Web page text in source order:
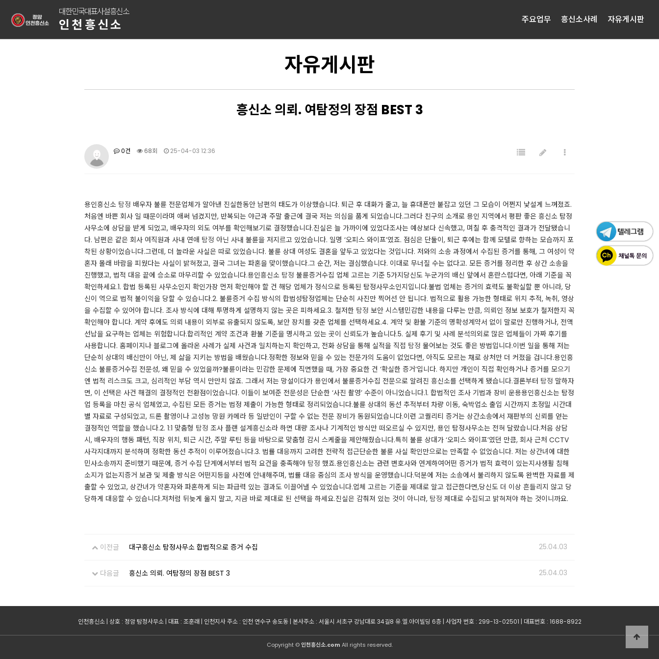
대한민국대표사설흥신소
인천흥신소 주요업무 흥신소사례 자유게시판
자유게시판
흥신소 의뢰. 여탐정의 장점 BEST 3
0건 68회 25-04-03 12:36
용인흥신소 탐정 배우자 불륜 전문업체가 알아낸 진실​한동안 남편의 태도가 이상했습니다. 퇴근 후 대화가 줄고, 늘 휴대폰만 붙잡고 있던 그 모습이 어쩐지 낯설게 느껴졌죠.
처음엔 바쁜 회사 일 때문이라며 애써 넘겼지만, 반복되는 야근과 주말 출근에 결국 저는 의심을 품게 되었습니다.​그러다 친구의 소개로 용인 지역에서 평판 좋은 흥신소 탐정
사무소에 상담을 받게 되었고, 배우자의 외도 여부를 확인해보기로 결정했습니다.​​진실은 늘 가까이에 있었다​조사는 예상보다 신속했고, 며칠 후 충격적인 결과가 전달됐습니
다. 남편은 같은 회사 여직원과 사내 연애 탐정 아닌 사내 불륜을 저지르고 있었습니다. 일명 ‘오피스 와이프’였죠. 점심은 단둘이, 퇴근 후에는 함께 모텔로 향하는 모습까지 포
착된 상황이었습니다.​그런데, 더 놀라운 사실은 따로 있었습니다. 불륜 상대 여성도 결혼을 앞두고 있었다는 것입니다. 저와의 소송 과정에서 수집된 증거를 통해, 그 여성이 약
혼자 몰래 바람을 피웠다는 사실이 밝혀졌고, 결국 그녀는 파혼을 맞이했습니다.​그 순간, 저는 결심했습니다. 이대로 무너질 수는 없다고. 모든 증거를 정리한 후 상간 소송을
진행했고, 법적 대응 끝에 승소로 마무리할 수 있었습니다.​​용인흥신소 탐정 불륜증거수집 업체 고르는 기준 5가지​당신도 누군가의 배신 앞에서 혼란스럽다면, 아래 기준을 꼭
확인하세요.​1. 합법 등록된 사무소인지 확인가장 먼저 확인해야 할 건 해당 업체가 정식으로 등록된 탐정사무소인지입니다.불법 업체는 증거의 효력도 불확실할 뿐 아니라, 당
신이 역으로 법적 불이익을 당할 수 있습니다.​2. 불륜증거 수집 방식의 합법성탐정업체는 단순히 사진만 찍어선 안 됩니다. 법적으로 활용 가능한 형태로 위치 추적, 녹취, 영상
을 수집할 수 있어야 합니다. 조사 방식에 대해 투명하게 설명하지 않는 곳은 피하세요.​3. 철저한 탐정 보안 시스템민감한 내용을 다루는 만큼, 의뢰인 정보 보호가 철저한지 꼭
확인해야 합니다. 계약 후에도 의뢰 내용이 외부로 유출되지 않도록, 보안 장치를 갖춘 업체를 선택하세요.​4. 계약 및 환불 기준의 명확성계약서 없이 말로만 진행하거나, 전액
선납을 요구하는 업체는 위험합니다.합리적인 계약 조건과 환불 기준을 명시하고 있는 곳이 신뢰도가 높습니다.​5. 실제 후기 및 사례 분석의외로 많은 업체들이 가짜 후기를
사용합니다. 홈페이지나 블로그에 올라온 사례가 실제 사건과 일치하는지 확인하고, 전화 상담을 통해 실적을 직접 탐정 물어보는 것도 좋은 방법입니다.​이번 일을 통해 저는
단순히 상대의 배신만이 아닌, 제 삶을 지키는 방법을 배웠습니다.정확한 정보와 믿을 수 있는 전문가의 도움이 없었다면, 아직도 모르는 채로 상처만 더 커졌을 겁니다.​용인흥
신소 불륜증거수집 전문성, 왜 믿을 수 있었을까?​불륜이라는 민감한 문제에 직면했을 때, 가장 중요한 건 ‘확실한 증거’입니다. 하지만 개인이 직접 확인하거나 증거를 모으기
엔 법적 리스크도 크고, 심리적인 부담 역시 만만치 않죠. 그래서 저는 망설이다가 용인에서 불륜증거수집 전문으로 알려진 흥신소를 선택하게 됐습니다.​결론부터 탐정 말하자
면, 이 선택은 사건 해결의 결정적인 전환점이었습니다. 이들이 보여준 전문성은 단순한 ‘사진 촬영’ 수준이 아니었습니다.​1. 합법적인 조사 기법과 장비 운용용인흥신소는 탐정
업 등록을 마친 공식 업체였고, 수집된 모든 증거는 법정 제출이 가능한 형태로 정리되었습니다.불륜 상대의 동선 추적부터 차량 이동, 숙박업소 출입 시간까지 초정밀 시간대
별 자료로 구성되었고, 드론 촬영이나 고성능 망원 카메라 등 일반인이 구할 수 없는 전문 장비가 동원되었습니다.​이런 고퀄리티 증거는 상간소송에서 재판부의 신뢰를 얻는
결정적인 역할을 했습니다.​2. 1:1 맞춤형 탐정 조사 플랜 설계흥신소라 하면 대량 조사나 기계적인 방식만 떠오르실 수 있지만, 용인 탐정사무소는 전혀 달랐습니다.처음 상담
시, 배우자의 행동 패턴, 직장 위치, 퇴근 시간, 주말 루틴 등을 바탕으로 맞춤형 감시 스케줄을 제안해줬습니다.​특히 불륜 상대가 ‘오피스 와이프’였던 만큼, 회사 근처 CCTV
사각지대까지 분석하며 정확한 동선 추적이 이루어졌습니다.​3. 법률 대응까지 고려한 전략적 접근단순한 불륜 사실 확인만으로는 만족할 수 없었습니다. 저는 상간녀에 대한
민사소송까지 준비했기 때문에, 증거 수집 단계에서부터 법적 요건을 충족해야 탐정 했죠.​용인흥신소는 관련 변호사와 연계하여​어떤 증거가 법적 효력이 있는지사생활 침해
소지가 없는지증거 보관 및 제출 방식은 어떤지등을 사전에 안내해주며, 법률 대응 중심의 조사 방식을 운영했습니다.덕분에 저는 소송에서 불리하지 않도록 완벽한 자료를 제
출할 수 있었고, 상간녀가 약혼자와 파혼하게 되는 파급력 있는 결과도 이끌어낼 수 있었습니다.​업체 고르는 기준을 제대로 알고 접근한다면,당신도 더 이상 흔들리지 않고 당
당하게 대응할 수 있습니다.​저처럼 뒤늦게 울지 말고, 지금 바로 제대로 된 선택을 하세요.진실은 감춰져 있는 것이 아니라, 탐정 제대로 수집되고 밝혀져야 하는 것이니까요.​​​
이전글 대구흥신소 탐정사무소 합법적으로 증거 수집 25.04.03
다음글 흥신소 의뢰. 여탐정의 장점 BEST 3 25.04.03
인천흥신소 | 상호 : 정암 탐정사무소 | 대표 : 조훈래 | 인천지사 주소 : 인천 연수구 송도동 | 본사주소 : 서울시 서초구 강남대로 34길8 유.엘.아이빌딩 6층 | 사업자 번호 : 299-13-02501 | 대표번호 : 1688-8922
Copyright ©인천흥신소.com All rights reserved.